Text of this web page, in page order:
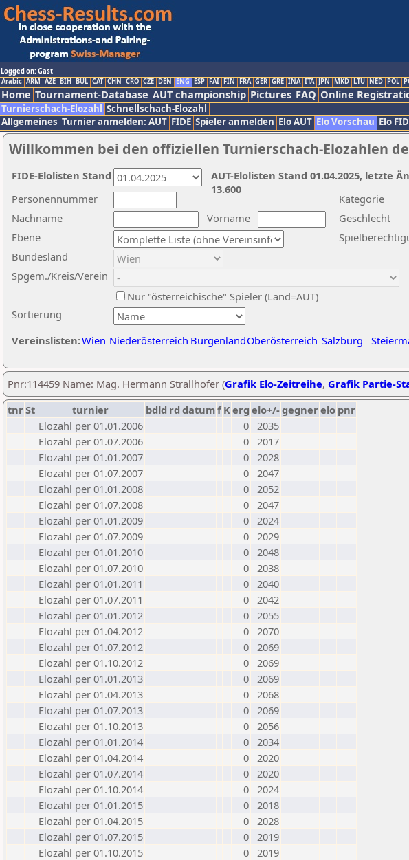
Logged on: Gast
Arabic ARM AZE BIH BUL CAT CHN CRO CZE DEN ENG ESP FAI FIN FRA GER GRE INA ITA JPN MKD LTU NED POL
Home Tournament-Database AUT championship Pictures FAQ Online
Turnierschach-Elozahl Schnellschach-Elozahl
Allgemeines Turnier anmelden: AUT FIDE Spieler anmelden Elo AUT Elo Vorschau Elo
Willkommen bei den offiziellen Turnierschach-Elozahlen
Nachname
Vorname
Ebene
Kategorie
Sortierung
Personennummer
Bundesland
Spgem./Kreis/Verein
Geschlecht
Nur "österreichische" Spieler (Land=AUT)
Vereinslisten:Wien Niederösterreich BurgenlandOberösterreich Salzburg
AUT-Elolisten Stand 01.04.2025, letzte
13.600
FIDE-Elolisten Stand
Pnr:114459 Name: Mag. Hermann Strallhofer (Grafik Elo-Zeitreihe, Grafik Partie-
tnrSt turnier bdld rd datumf Kerg elo+/-gegnerelo pnr
Elozahl per 01.01.2006
0 2035
Elozahl per 01.07.2006
0 2017
Elozahl per 01.01.2007
0 2028
Elozahl per 01.07.2007
0 2047
Elozahl per 01.01.2008
0 2052
Elozahl per 01.07.2008
0 2047
Elozahl per 01.01.2009
0 2024
Elozahl per 01.07.2009
0 2029
Elozahl per 01.01.2010
0 2048
Elozahl per 01.07.2010
0 2038
Elozahl per 01.01.2011
0 2040
Elozahl per 01.07.2011
0 2042
Elozahl per 01.01.2012
0 2055
Elozahl per 01.04.2012
0 2070
Elozahl per 01.07.2012
0 2069
Elozahl per 01.10.2012
0 2069
Elozahl per 01.01.2013
0 2069
Elozahl per 01.04.2013
0 2068
Elozahl per 01.07.2013
0 2069
Elozahl per 01.10.2013
0 2056
Elozahl per 01.01.2014
0 2034
Elozahl per 01.04.2014
0 2020
Elozahl per 01.07.2014
0 2020
Elozahl per 01.10.2014
0 2024
Elozahl per 01.01.2015
0 2018
Elozahl per 01.04.2015
0 2028
Elozahl per 01.07.2015
0 2019
Elozahl per 01.10.2015
0 2019